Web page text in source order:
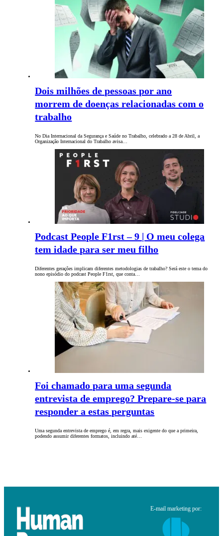
Dois milhões de pessoas por ano
morrem de doenças relacionadas com o
trabalho
No Dia Internacional da Segurança e Saúde no Trabalho, celebrado a 28 de Abril, a
Organização Internacional do Trabalho avisa…
Podcast People F1rst – 9 | O meu colega
tem idade para ser meu filho
Diferentes gerações implicam diferentes metodologias de trabalho? Será este o tema do
nono episódio do podcast People F1rst, que conta…
Foi chamado para uma segunda
entrevista de emprego? Prepare-se para
responder a estas perguntas
Uma segunda entrevista de emprego é, em regra, mais exigente do que a primeira,
podendo assumir diferentes formatos, incluindo até…
E-mail marketing por: